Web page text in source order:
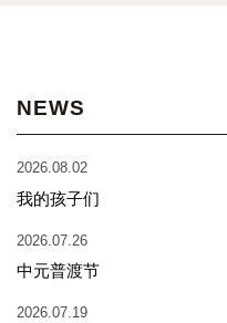
NEWS
2026.08.02
我的孩子们
2026.07.26
中元普渡节
2026.07.19